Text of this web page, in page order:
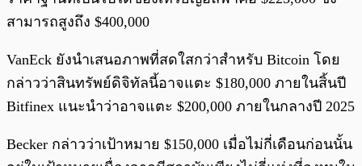
สามารถสูงถึง $400,000
VanEck ยังนำเสนอภาพที่สดใสกว่าสำหรับ Bitcoin โดย
กล่าวว่าสินทรัพย์ดิจิทัลนี้อาจแตะ $180,000 ภายในสิ้นปี
Bitfinex แนะนำว่าอาจแตะ $200,000 ภายในกลางปี 2025
Becker กล่าวว่าเป้าหมาย $150,000 เมื่อไม่กี่เดือนก่อนนั้น